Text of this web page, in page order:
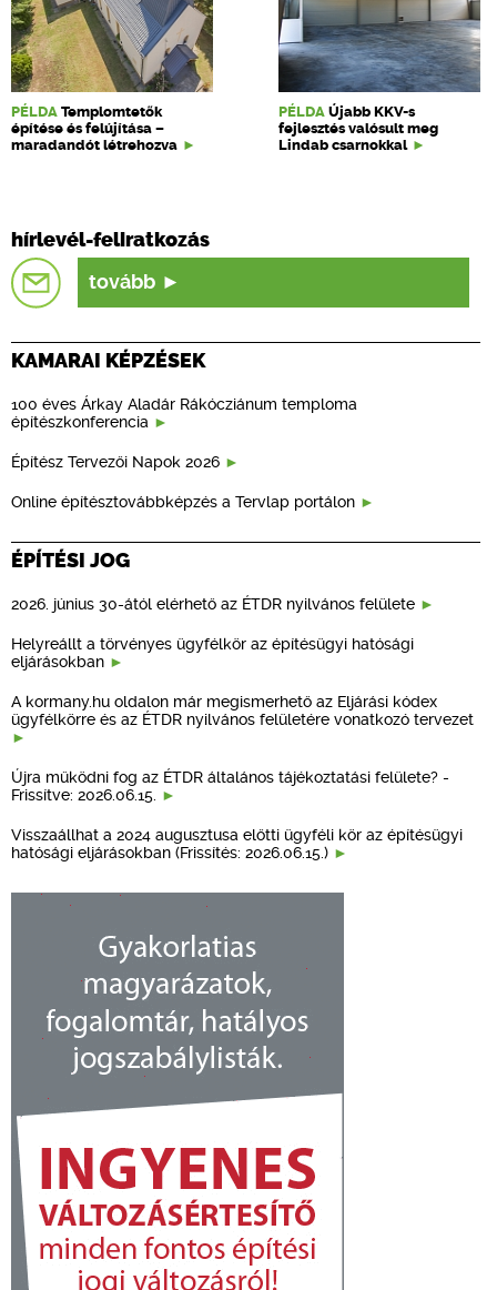
PÉLDA Templomtetők
építése és felújítása –
maradandót létrehozva
PÉLDA Újabb KKV-s
fejlesztés valósult meg
Lindab csarnokkal
hírlevél-feliratkozás
tovább
KAMARAI KÉPZÉSEK
100 éves Árkay Aladár Rákócziánum temploma
építészkonferencia
Építész Tervezői Napok 2026
Online építésztovábbképzés a Tervlap portálon
ÉPÍTÉSI JOG
2026. június 30-ától elérhető az ÉTDR nyilvános felülete
Helyreállt a törvényes ügyfélkör az építésügyi hatósági
eljárásokban
A kormany.hu oldalon már megismerhető az Eljárási kódex
ügyfélkörre és az ÉTDR nyilvános felületére vonatkozó tervezet
Újra működni fog az ÉTDR általános tájékoztatási felülete? -
Frissítve: 2026.06.15.
Visszaállhat a 2024 augusztusa előtti ügyféli kör az építésügyi
hatósági eljárásokban (Frissítés: 2026.06.15.)